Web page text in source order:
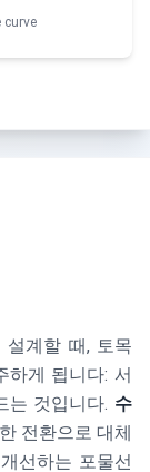
curve
설계할 때, 토목
하게 됩니다: 서
는 것입니다. 수
전환으로 대체
선하는 포물선